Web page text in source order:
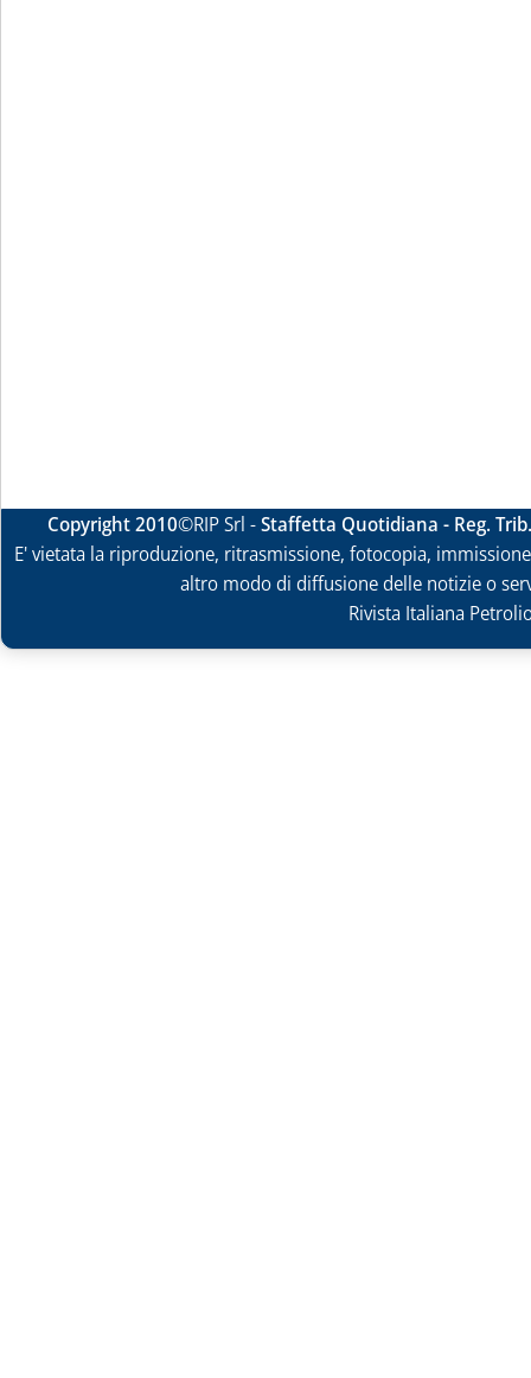
Copyright 2010©RIP Srl -Staffetta Quotidiana - Reg.
E' vietata la riproduzione, ritrasmissione, fotocopia,
altro modo di diffusione delle notizie o
Rivista Italiana